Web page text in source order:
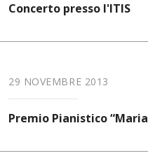
Concerto presso l'ITIS
29 NOVEMBRE 2013
Premio Pianistico